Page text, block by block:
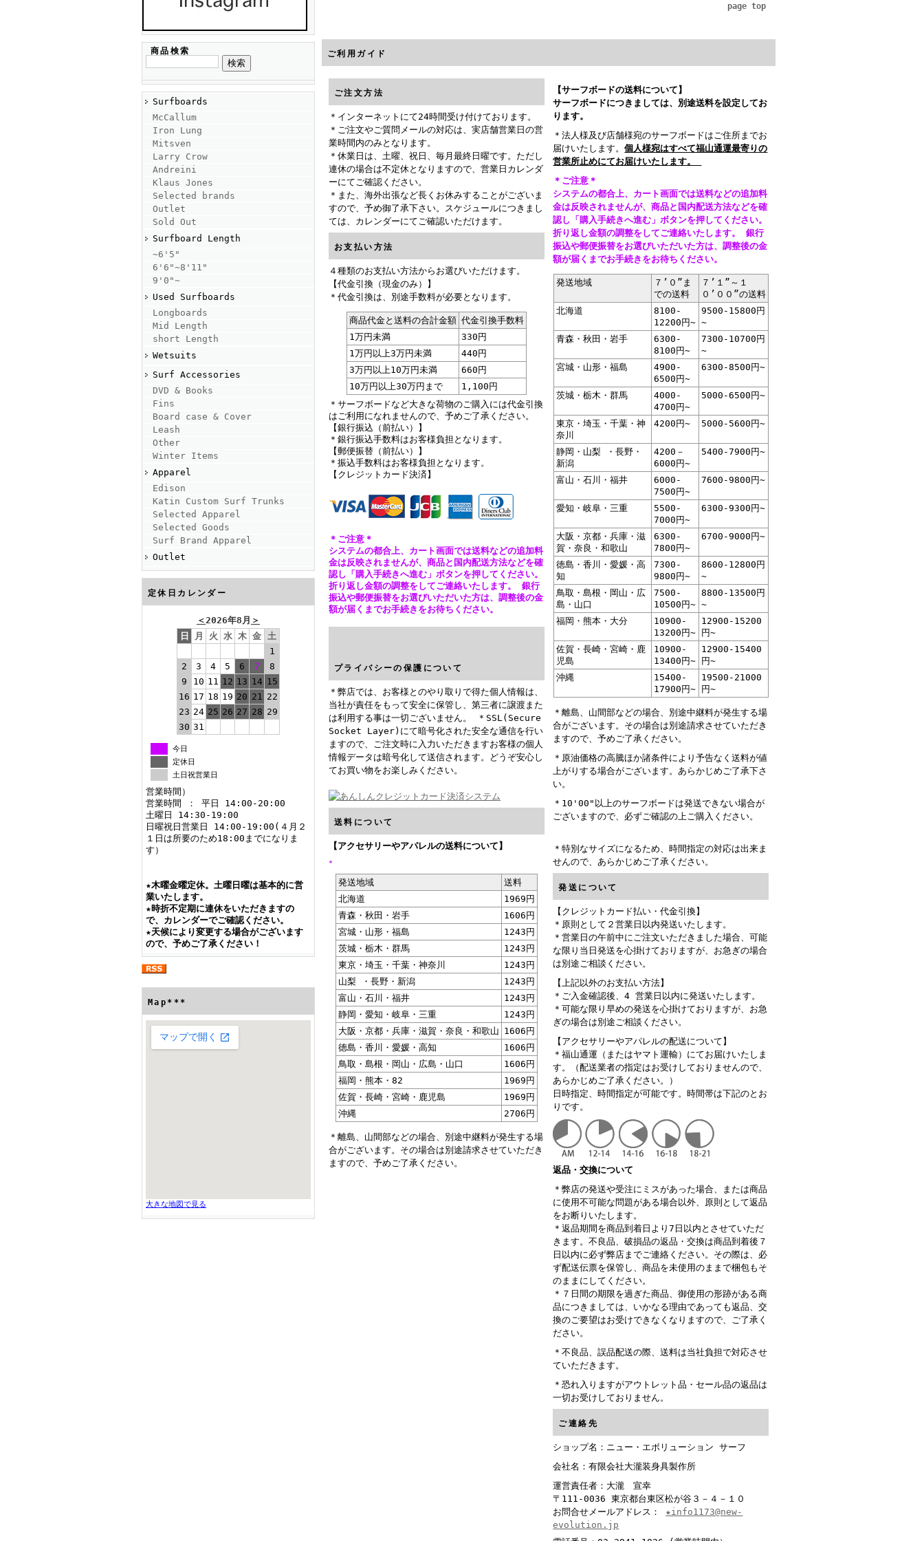
商品検索
Surfboards
McCallum
Iron Lung
Mitsven
Larry Crow
Andreini
Klaus Jones
Selected brands
Outlet
Sold Out
Surfboard Length
~6'5"
6'6"~8'11"
9'0"~
Used Surfboards
Longboards
Mid Length
short Length
Wetsuits
Surf Accessories
DVD & Books
Fins
Board case & Cover
Leash
Other
Winter Items
Apparel
Edison
Katin Custom Surf Trunks
Selected Apparel
Selected Goods
Surf Brand Apparel
Outlet
定休日カレンダー
＜2026年8月 ＞
日
月 火 水 木 金 土
1
2
3 4 5 6 7
8
9
10 11 12 13 14 15
16 17 18 19 20 21 22
23 24 25 26 27 28 29
30 31
今日
定休日
土日祝営業日
営業時間）
営業時間 ： 平日 14:00-20:00
土曜日 14:30-19:00
日曜祝日営業日 14:00-19:00(４月２
１日は所要のため18:00までになりま
す）
★木曜金曜定休。土曜日曜は基本的に営
業いたします。
★時折不定期に連休をいただきますの
で、カレンダーでご確認ください。
★天候により変更する場合がございます
ので、予めご了承ください！
Map***
大きな地図で見る
page top
ご利用ガイド
ご注文方法
＊インターネットにて24時間受け付けております。
＊ご注文やご質問メールの対応は、実店舗営業日の営
業時間内のみとなります。
＊休業日は、土曜、祝日、毎月最終日曜です。ただし
連休の場合は不定休となりますので、営業日カレンダ
ーにてご確認ください。
＊また、海外出張など長くお休みすることがございま
すので、予め御了承下さい。スケジュールにつきまし
ては、カレンダーにてご確認いただけます。
お支払い方法
４種類のお支払い方法からお選びいただけます。
【代金引換（現金のみ）】
＊代金引換は、別途手数料が必要となります。
商品代金と送料の合計金額 代金引換手数料
1万円未満
330円
1万円以上3万円未満
440円
3万円以上10万円未満
660円
10万円以上30万円まで
1,100円
＊サーフボードなど大きな荷物のご購入には代金引換
はご利用になれませんので、予めご了承ください。
【銀行振込（前払い）】
＊銀行振込手数料はお客様負担となります。
【郵便振替（前払い）】
＊振込手数料はお客様負担となります。
【クレジットカード決済】
＊ご注意＊
システムの都合上、カート画面では送料などの追加料
金は反映されませんが、商品と国内配送方法などを確
認し「購入手続きへ進む」ボタンを押してください。
折り返し金額の調整をしてご連絡いたします。 銀行
振込や郵便振替をお選びいただいた方は、調整後の金
額が届くまでお手続きをお待ちください。
プライバシーの保護について
＊弊店では、お客様とのやり取りで得た個人情報は、
当社が責任をもって安全に保管し、第三者に譲渡また
は利用する事は一切ございません。 ＊SSL(Secure
Socket Layer)にて暗号化された安全な通信を行い
ますので、ご注文時に入力いただきますお客様の個人
情報データは暗号化して送信されます。どうぞ安心し
てお買い物をお楽しみください。
送料について
【アクセサリーやアパレルの送料について】
。
発送地域
送料
北海道
1969円
青森・秋田・岩手
1606円
宮城・山形・福島
1243円
茨城・栃木・群馬
1243円
東京・埼玉・千葉・神奈川
1243円
山梨 ・長野・新潟
1243円
富山・石川・福井
1243円
静岡・愛知・岐阜・三重
1243円
大阪・京都・兵庫・滋賀・奈良・和歌山 1606円
徳島・香川・愛媛・高知
1606円
鳥取・島根・岡山・広島・山口
1606円
福岡・熊本・82
1969円
佐賀・長崎・宮崎・鹿児島
1969円
沖縄
2706円
＊離島、山間部などの場合、別途中継料が発生する場
合がございます。その場合は別途請求させていただき
ますので、予めご了承ください。
【サーフボードの送料について】
サーフボードにつきましては、別途送料を設定してお
ります。
＊法人様及び店舗様宛のサーフボードはご住所までお
届けいたします。個人様宛はすべて福山通運最寄りの
営業所止めにてお届けいたします。
＊ご注意＊
システムの都合上、カート画面では送料などの追加料
金は反映されませんが、商品と国内配送方法などを確
認し「購入手続きへ進む」ボタンを押してください。
折り返し金額の調整をしてご連絡いたします。 銀行
振込や郵便振替をお選びいただいた方は、調整後の金
額が届くまでお手続きをお待ちください。
発送地域
７’０”ま
での送料
７’１”～１
０’００”の送料
北海道
8100-
12200円~
9500-15800円
~
青森・秋田・岩手
6300-
8100円~
7300-10700円
~
宮城・山形・福島
4900-
6500円~
6300-8500円~
茨城・栃木・群馬
4000-
4700円~
5000-6500円~
東京・埼玉・千葉・神
奈川
4200円~ 5000-5600円~
静岡・山梨 ・長野・
新潟
4200－
6000円~
5400-7900円~
富山・石川・福井
6000-
7500円~
7600-9800円~
愛知・岐阜・三重
5500-
7000円~
6300-9300円~
大阪・京都・兵庫・滋
賀・奈良・和歌山
6300-
7800円~
6700-9000円~
徳島・香川・愛媛・高
知
7300-
9800円~
8600-12800円
~
鳥取・島根・岡山・広
島・山口
7500-
10500円~
8800-13500円
~
福岡・熊本・大分
10900-
13200円~
12900-15200
円~
佐賀・長崎・宮崎・鹿
児島
10900-
13400円~
12900-15400
円~
沖縄
15400-
17900円~
19500-21000
円~
＊離島、山間部などの場合、別途中継料が発生する場
合がございます。その場合は別途請求させていただき
ますので、予めご了承ください。
＊原油価格の高騰ほか諸条件により予告なく送料が値
上がりする場合がございます。あらかじめご了承下さ
い。
＊10'00"以上のサーフボードは発送できない場合が
ございますので、必ずご確認の上ご購入ください。
＊特別なサイズになるため、時間指定の対応は出来ま
せんので、あらかじめご了承ください。
発送について
【クレジットカード払い・代金引換】
＊原則として２営業日以内発送いたします。
＊営業日の午前中にご注文いただきました場合、可能
な限り当日発送を心掛けておりますが、お急ぎの場合
は別途ご相談ください。
【上記以外のお支払い方法】
＊ご入金確認後、4 営業日以内に発送いたします。
＊可能な限り早めの発送を心掛けておりますが、お急
ぎの場合は別途ご相談ください。
【アクセサリーやアパレルの配送について】
＊福山通運（またはヤマト運輸）にてお届けいたしま
す。（配送業者の指定はお受けしておりませんので、
あらかじめご了承ください。）
日時指定、時間指定が可能です。時間帯は下記のとお
りです。
返品・交換について
＊弊店の発送や受注にミスがあった場合、または商品
に使用不可能な問題がある場合以外、原則として返品
をお断りいたします。
＊返品期間を商品到着日より7日以内とさせていただ
きます。不良品、破損品の返品・交換は商品到着後７
日以内に必ず弊店までご連絡ください。その際は、必
ず配送伝票を保管し、商品を未使用のままで梱包もそ
のままにしてください。
＊７日間の期限を過ぎた商品、御使用の形跡がある商
品につきましては、いかなる理由であっても返品、交
換のご要望はお受けできなくなりますので、ご了承く
ださい。
＊不良品、誤品配送の際、送料は当社負担で対応させ
ていただきます。
＊恐れ入りますがアウトレット品・セール品の返品は
一切お受けしておりません。
ご連絡先
ショップ名：ニュー・エボリューション サーフ
会社名：有限会社大瀧装身具製作所
運営責任者：大瀧 宣幸
〒111-0036 東京都台東区松が谷３－４－１０
お問合せメールアドレス： ★info1173@new-
evolution.jp